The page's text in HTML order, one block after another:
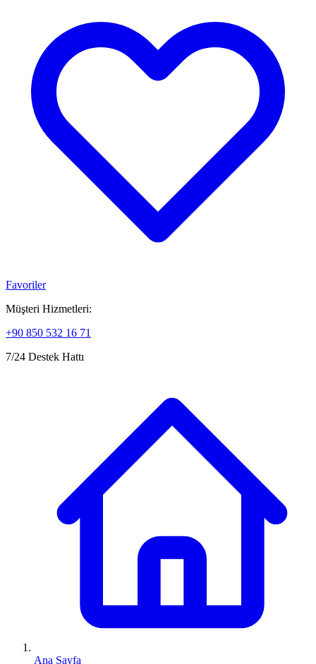
Favoriler
Müşteri Hizmetleri:
+90 850 532 16 71
7/24 Destek Hattı
Ana Sayfa